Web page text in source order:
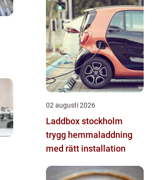
02 augusti 2026
Laddbox stockholm
trygg hemmaladdning
med rätt installation